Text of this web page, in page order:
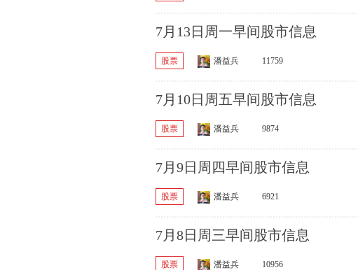
7月13日周一早间股市信息
股票 潘益兵 11759
7月10日周五早间股市信息
股票 潘益兵 9874
7月9日周四早间股市信息
股票 潘益兵 6921
7月8日周三早间股市信息
股票 潘益兵 10956